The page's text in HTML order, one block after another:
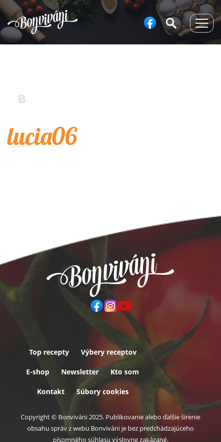
lucia06
Päta
Top recepty Výbery receptov
E-shop Newsletter Kto som
Kontakt Súbory cookies
Copyright © Bonviváni 2025. Publikovanie alebo ďalšie šírenie
obsahu správ z webu Bonviváni je bez predchádzajúceho
písomného súhlasu výslovne zakázané.